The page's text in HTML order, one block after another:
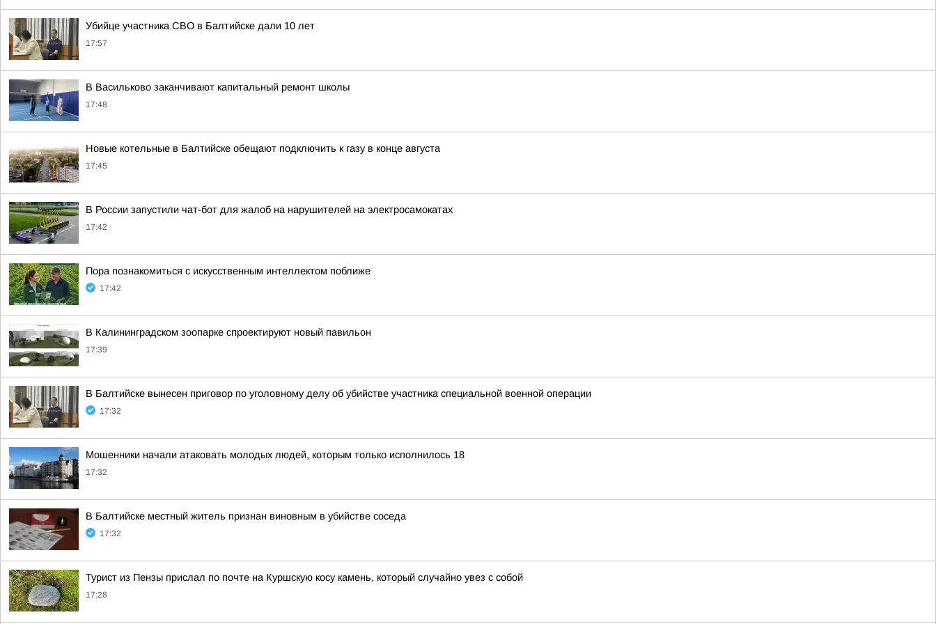
Убийце участника СВО в Балтийске дали 10 лет
17:57
В Васильково заканчивают капитальный ремонт школы
17:48
Новые котельные в Балтийске обещают подключить к газу в конце августа
17:45
В России запустили чат-бот для жалоб на нарушителей на электросамокатах
17:42
Пора познакомиться с искусственным интеллектом поближе
17:42
В Калининградском зоопарке спроектируют новый павильон
17:39
В Балтийске вынесен приговор по уголовному делу об убийстве участника специальной военной операции
17:32
Мошенники начали атаковать молодых людей, которым только исполнилось 18
17:32
В Балтийске местный житель признан виновным в убийстве соседа
17:32
Турист из Пензы прислал по почте на Куршскую косу камень, который случайно увез с собой
17:28